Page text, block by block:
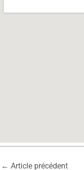
← Article précédent